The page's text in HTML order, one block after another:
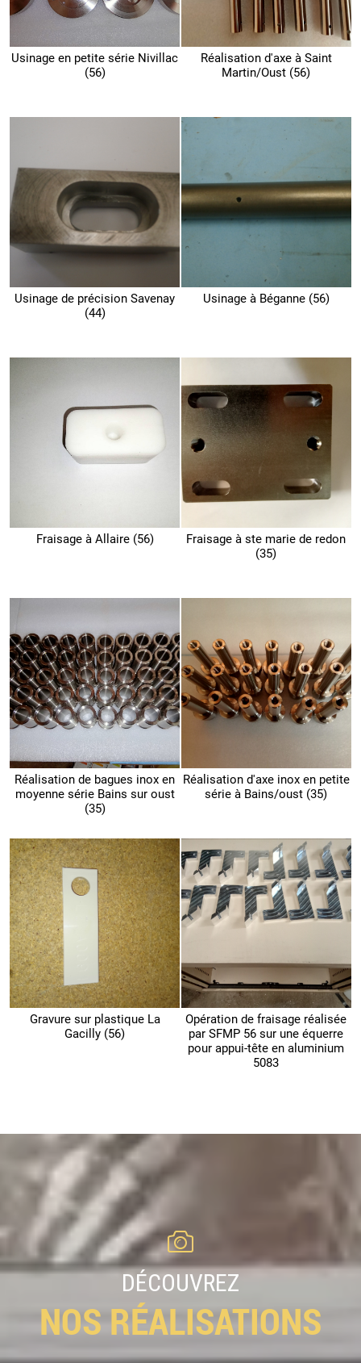
Usinage en petite série Nivillac
(56)
Réalisation d'axe à Saint
Martin/Oust (56)
Usinage de précision Savenay
(44)
Usinage à Béganne (56)
Fraisage à Allaire (56)
Fraisage à ste marie de redon
(35)
Réalisation de bagues inox en
moyenne série Bains sur oust
(35)
Réalisation d'axe inox en petite
série à Bains/oust (35)
Gravure sur plastique La
Gacilly (56)
Opération de fraisage réalisée
par SFMP 56 sur une équerre
pour appui-tête en aluminium
5083
DÉCOUVREZ
NOS RÉALISATIONS